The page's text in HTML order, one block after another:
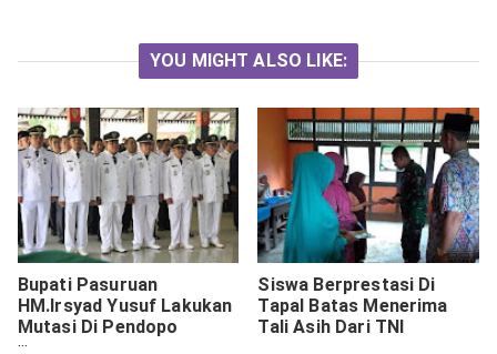
YOU MIGHT ALSO LIKE:
Bupati Pasuruan
HM.Irsyad Yusuf Lakukan
Mutasi Di Pendopo
Kab.Pasuruan
Siswa Berprestasi Di
Tapal Batas Menerima
Tali Asih Dari TNI